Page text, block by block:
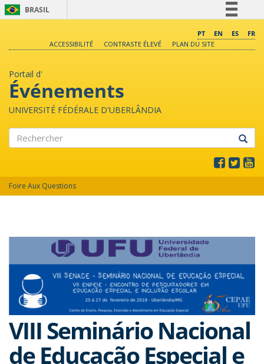
BRASIL
Comunica BR
PT EN ES
FR
ACCESSIBILITÉ
CONTRASTE ÉLEVÉ PLAN DU SITE
Portail d'
Événements
UNIVERSITÉ FÉDÉRALE D'UBERLÂNDIA
Foire Aux Questions
VIII Seminário Nacional
de Educação Especial e